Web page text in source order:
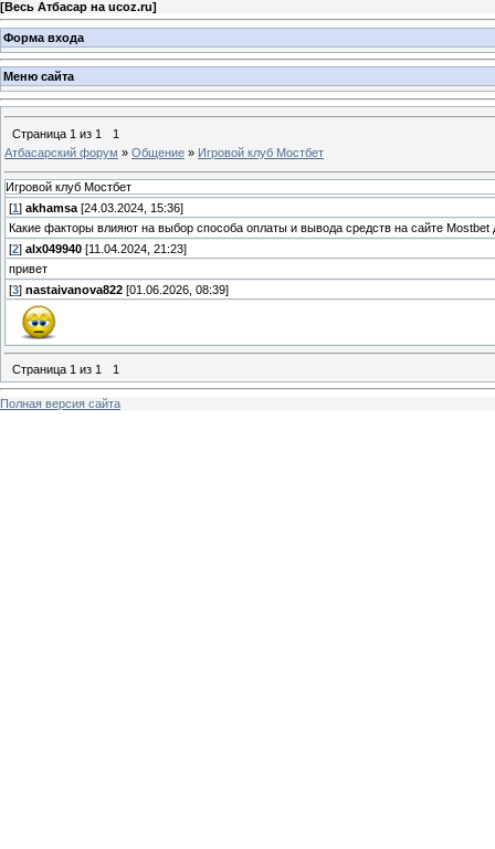
[Весь Атбасар на ucoz.ru]
Форма входа
Меню сайта
Страница 1 из 1
1
Атбасарский форум » Общение » Игровой клуб Мостбет
Игровой клуб Мостбет
[1 ] akhamsa [24.03.2024, 15:36]
Какие факторы влияют на выбор способа оплаты и вывода средств на сайте Mostbet
[2] alx049940 [11.04.2024, 21:23]
привет
[3] nastaivanova822 [01.06.2026, 08:39]
Страница 1 из 1 1
Полная версия сайта